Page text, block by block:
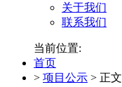
关于我们
联系我们
当前位置:
首页
> 项目公示 > 正文